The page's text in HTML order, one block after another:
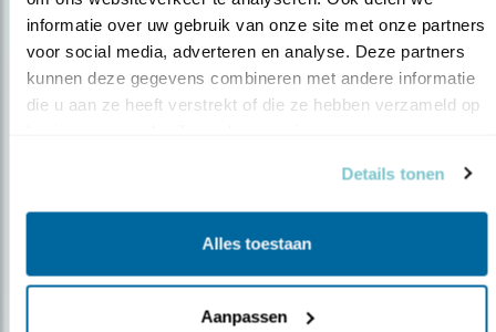
informatie over uw gebruik van onze site met onze partners
voor social media, adverteren en analyse. Deze partners
kunnen deze gegevens combineren met andere informatie
die u aan ze heeft verstrekt of die ze hebben verzameld op
Details tonen
Alles toestaan
Aanpassen
Op de hoogte blijven?
Meld je aan en ontvang nieuws, inspiratie, acties en tips
over vogels en activiteiten van Vogelbescherming.
AANMELDEN VOGELNIEUWS